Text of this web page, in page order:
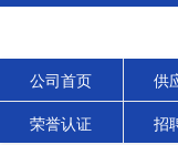
公司首页 供
荣誉认证 招